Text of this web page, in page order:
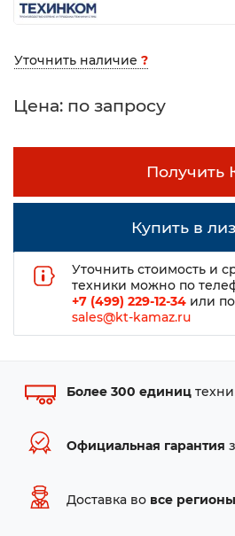
Уточнить наличие ?
Цена: по запросу
Получить
Купить в
Уточнить стоимость и
техники можно по
+7 (499) 229-12-34 или
sales@kt-kamaz.ru
Более 300 единиц
Официальная гарантия
Доставка во все